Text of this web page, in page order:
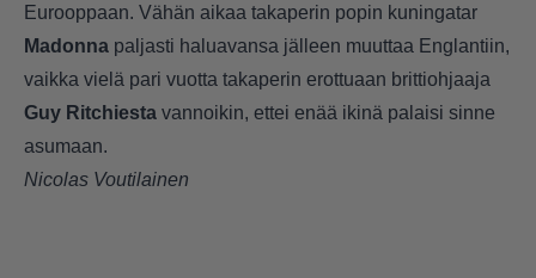
Eurooppaan. Vähän aikaa takaperin popin kuningatar
Madonna paljasti haluavansa jälleen muuttaa Englantiin,
vaikka vielä pari vuotta takaperin erottuaan brittiohjaaja
Guy Ritchiesta vannoikin, ettei enää ikinä palaisi sinne
asumaan.
Nicolas Voutilainen